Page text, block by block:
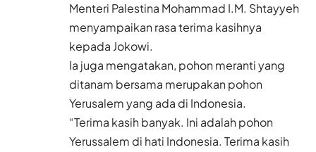
Menteri Palestina Mohammad I.M. Shtayyeh
menyampaikan rasa terima kasihnya
kepada Jokowi.
Ia juga mengatakan, pohon meranti yang
ditanam bersama merupakan pohon
Yerusalem yang ada di Indonesia.
“Terima kasih banyak. Ini adalah pohon
Yerussalem di hati Indonesia. Terima kasih